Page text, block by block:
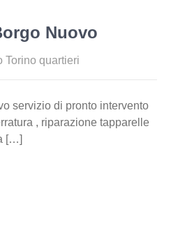
Nuovo
Torino quartieri
servizio di pronto intervento
, riparazione tapparelle
[…]